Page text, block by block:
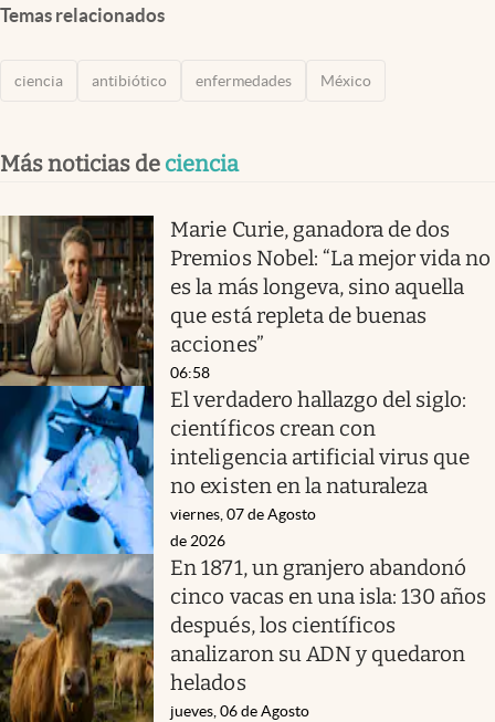
Temas relacionados
ciencia antibiótico enfermedades México
Más noticias de ciencia
Marie Curie, ganadora de dos
Premios Nobel: “La mejor vida no
es la más longeva, sino aquella
que está repleta de buenas
acciones”
06:58
El verdadero hallazgo del siglo:
científicos crean con
inteligencia artificial virus que
no existen en la naturaleza
viernes, 07 de Agosto
de 2026
En 1871, un granjero abandonó
cinco vacas en una isla: 130 años
después, los científicos
analizaron su ADN y quedaron
helados
jueves, 06 de Agosto